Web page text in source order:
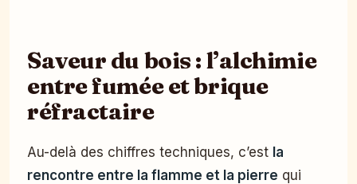
Saveur du bois : l’alchimie
entre fumée et brique
réfractaire
Au-delà des chiffres techniques, c’est la
rencontre entre la flamme et la pierre qui